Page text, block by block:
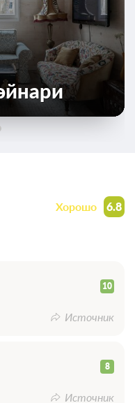
6.8
Хорошо
10
Источник
8
Источник